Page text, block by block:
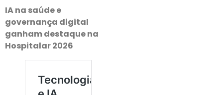
IA na saúde e
governança digital
ganham destaque na
Hospitalar 2026